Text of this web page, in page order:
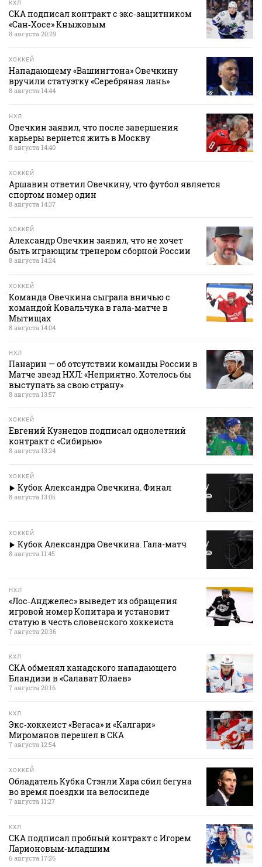
КХЛ
СКА подписал контракт с экс‑защитником
«Сан‑Хосе» Кныжовым
8 августа 20:29
ХОККЕЙ
Нападающему «Вашингтона» Овечкину
вручили статуэтку «Серебряная лань»
8 августа 14:44
НХЛ
Овечкин заявил, что после завершения
карьеры вернется жить в Москву
8 августа 14:40
ХОККЕЙ
Аршавин ответил Овечкину, что футбол является
спортом номер один
8 августа 14:37
ХОККЕЙ
Александр Овечкин заявил, что не хочет
быть играющим тренером сборной России
8 августа 14:24
ХОККЕЙ
Команда Овечкина сыграла вничью с
командой Ковальчука в гала‑матче в
Мытищах
8 августа 14:04
НХЛ
Панарин — об отсутствии команды России в
Матче звезд НХЛ: «Неприятно. Хотелось бы
выступать за свою страну»
8 августа 13:57
ХОККЕЙ
Евгений Кузнецов подписал однолетний
контракт с «Сибирью»
8 августа 13:24
ХОККЕЙ
Кубок Александра Овечкина. Финал
8 августа 13:05
ХОККЕЙ
Кубок Александра Овечкина. Гала-матч
8 августа 11:45
НХЛ
«Лос‑Анджелес» выведет из обращения
игровой номер Копитара и установит
статую в честь словенского хоккеиста
7 августа 20:36
КХЛ
СКА обменял канадского нападающего
Бландизи в «Салават Юлаев»
7 августа 20:16
КХЛ
Экс‑хоккеист «Вегаса» и «Калгари»
Мироманов перешел в СКА
7 августа 12:54
ХОККЕЙ
Обладатель Кубка Стэнли Хара сбил бегуна
во время поездки на велосипеде
7 августа 11:27
КХЛ
СКА подписал пробный контракт с Игорем
Ларионовым‑младшим
6 августа 17:26